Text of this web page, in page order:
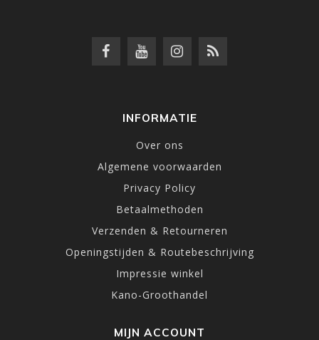
INFORMATIE
Over ons
Algemene voorwaarden
Privacy Policy
Betaalmethoden
Verzenden & Retourneren
Openingstijden & Routebeschrijving
Impressie winkel
Kano-Groothandel
MIJN ACCOUNT